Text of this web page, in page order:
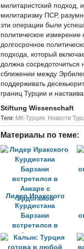
милитаристский подход,
милитаризму ПСР,
эти операции были
политическое
долгосрочное
подхода, который
должна сосредоточиться
сближении между
поддерживать
границ Турции и
Stiftung Wissenschaft
Tеги: МК-Турция, Новости
Материалы по теме:
Лидер Иракского
Курдистана
Барзани
встретился в
Анкаре с
Эрдоганом